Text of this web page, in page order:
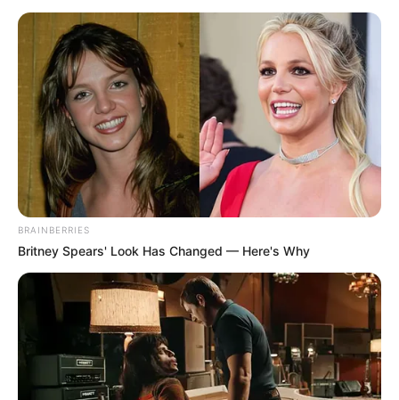
PRIX COUNT SCHOMBERG le
Pronostic de la presse PMU du
Quinté du jour de Bilto, Paris-
Turf, GENY, Tiercé-Magazine…
Le pronostic PMU gagnant du Tiercé Quarté Quinté
du jour par 24 des meilleurs quotidiens de la presse
hippique. Le prono turf complet du jour.
Aisne Nouvelle : 12 – 15 – 7 – 6 – 5 – 9 – 14 – 4
BILTO.FR : 5 – 6 – 12 – 11 – 15 – 9 – 7 – 4
Dauphiné-Libéré : 5 – 6 – 13 – 15 – 4 – 14 – 11 – 12
Equidia-Live : 5 – 11 – 7 – 6 – 12 – 14 – 15 – 13
Europe1 : 6 – 7 – 9 – 10 – 16 – 12 – 15 – 1
GENY-COURSES : 5 – 15 – 12 – 6 – 14 – 9 – 4 – 7
BRAINBERRIES
Britney Spears' Look Has Changed — Here's Why